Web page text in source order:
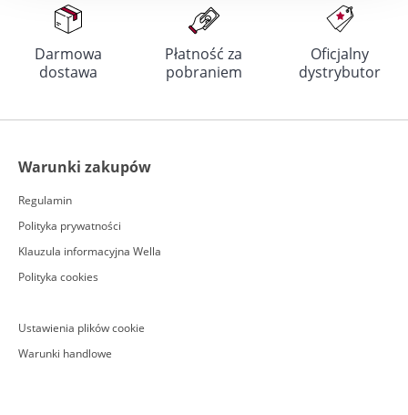
Darmowa
dostawa
Płatność za
pobraniem
Oficjalny
dystrybutor
Warunki zakupów
Regulamin
Polityka prywatności
Klauzula informacyjna Wella
Polityka cookies
Ustawienia plików cookie
Warunki handlowe